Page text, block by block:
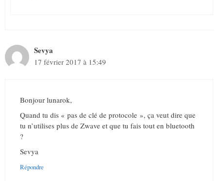
Sevya
17 février 2017 à 15:49
Bonjour lunarok,
Quand tu dis « pas de clé de protocole », ça veut dire que
tu n’utilises plus de Zwave et que tu fais tout en bluetooth
?
Sevya
Répondre